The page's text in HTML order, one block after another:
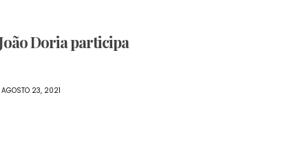
Doria participa
AGOSTO 23, 2021